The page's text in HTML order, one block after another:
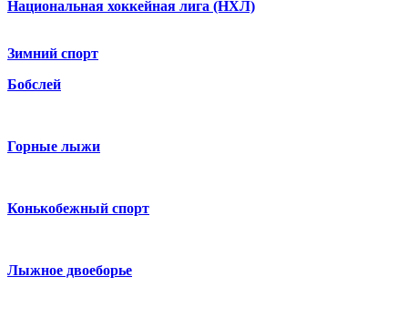
Национальная хоккейная лига (НХЛ)
Зимний спорт
Бобслей
Горные лыжи
Конькобежный спорт
Лыжное двоеборье